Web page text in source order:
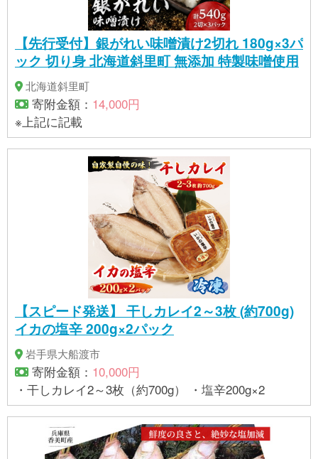
【先行受付】銀がれい味噌漬け2切れ 180g×3パ
ック 切り身 北海道斜里町 無添加 特製味噌使用
北海道斜里町
寄附金額： 14,000円
※上記に記載
【スピード発送】 干しカレイ2～3枚 (約700g)
イカの塩辛 200g×2パック
岩手県大船渡市
寄附金額： 10,000円
・干しカレイ2～3枚（約700g） ・塩辛200g×2